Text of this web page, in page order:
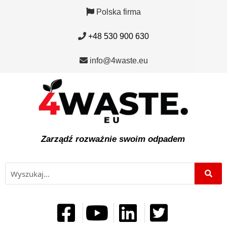
Polska firma
+48 530 900 630
info@4waste.eu
Zarządź rozważnie swoim odpadem